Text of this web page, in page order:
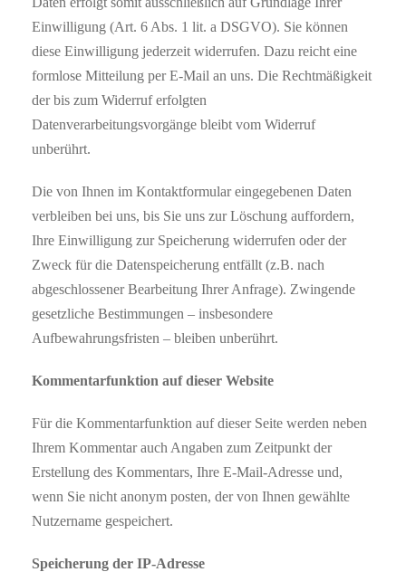
Einwilligung (Art. 6 Abs. 1 lit. a DSGVO). Sie können
diese Einwilligung jederzeit widerrufen. Dazu reicht eine
formlose Mitteilung per E-Mail an uns. Die Rechtmäßigkeit
der bis zum Widerruf erfolgten
Datenverarbeitungsvorgänge bleibt vom Widerruf
unberührt.
Die von Ihnen im Kontaktformular eingegebenen Daten
verbleiben bei uns, bis Sie uns zur Löschung auffordern,
Ihre Einwilligung zur Speicherung widerrufen oder der
Zweck für die Datenspeicherung entfällt (z.B. nach
abgeschlossener Bearbeitung Ihrer Anfrage). Zwingende
gesetzliche Bestimmungen – insbesondere
Aufbewahrungsfristen – bleiben unberührt.
Kommentarfunktion auf dieser Website
Für die Kommentarfunktion auf dieser Seite werden neben
Ihrem Kommentar auch Angaben zum Zeitpunkt der
Erstellung des Kommentars, Ihre E-Mail-Adresse und,
wenn Sie nicht anonym posten, der von Ihnen gewählte
Nutzername gespeichert.
Speicherung der IP-Adresse